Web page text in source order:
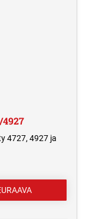
4727, 4927 ja